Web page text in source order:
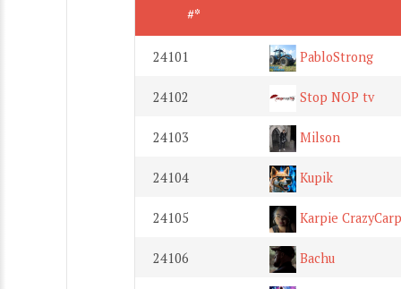
#*
24101 PabloStrong
24102 Stop NOP tv
24103 Milson
24104 Kupik
24105 Karpie
24106 Bachu